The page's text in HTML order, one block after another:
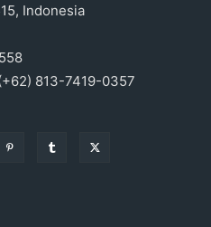
Indonesia
813-7419-0357